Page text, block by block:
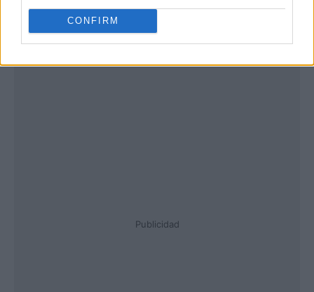
CONFIRM
Publicidad